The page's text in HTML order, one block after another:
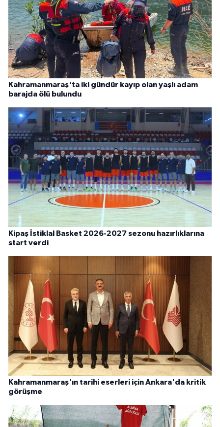
Kahramanmaraş'ta iki gündür kayıp olan yaşlı adam
barajda ölü bulundu
Kipaş İstiklal Basket 2026-2027 sezonu hazırlıklarına
start verdi
Kahramanmaraş'ın tarihi eserleri için Ankara'da kritik
görüşme